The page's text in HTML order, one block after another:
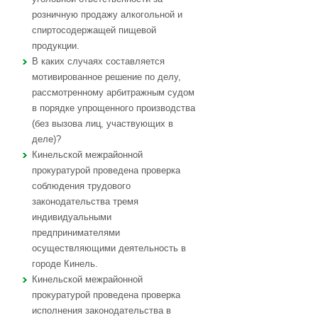
розничную продажу алкогольной и
спиртосодержащей пищевой
продукции.
В каких случаях составляется
мотивированное решение по делу,
рассмотренному арбитражным судом
в порядке упрощенного производства
(без вызова лиц, участвующих в
деле)?
Кинельской межрайонной
прокуратурой проведена проверка
соблюдения трудового
законодательства тремя
индивидуальными
предпринимателями
осуществляющими деятельность в
городе Кинель.
Кинельской межрайонной
прокуратурой проведена проверка
исполнения законодательства в